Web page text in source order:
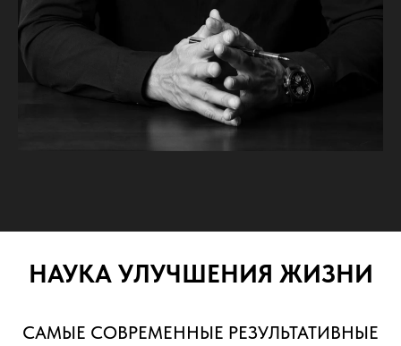
НАУКА УЛУЧШЕНИЯ ЖИЗНИ
САМЫЕ СОВРЕМЕННЫЕ РЕЗУЛЬТАТИВНЫЕ